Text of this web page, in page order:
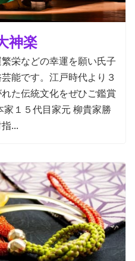
神楽
栄などの幸運を願い氏子
能です。江戸時代より３
た伝統文化をぜひご鑑賞
家１５代目家元 柳貴家勝
...